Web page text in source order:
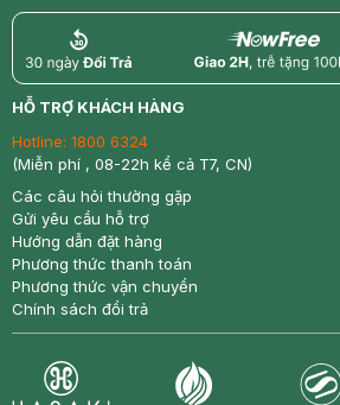
return nowfree
HỖ TRỢ KHÁCH HÀNG
Hotline: 1800 6324
(Miễn phí , 08-22h kể cả T7, CN)
Các câu hỏi thường gặp
Gửi yêu cầu hỗ trợ
Hướng dẫn đặt hàng
Phương thức thanh toán
Phương thức vận chuyển
Chính sách đổi trả